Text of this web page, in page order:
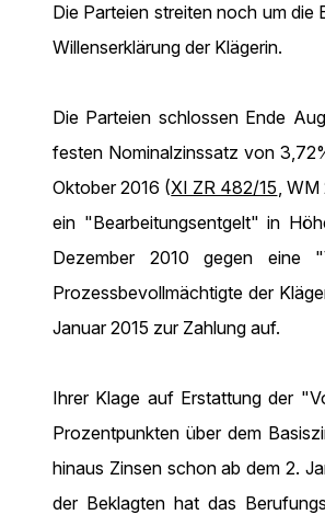
Die Parteien streiten noch um
Willenserklärung der Klägerin.
Die Parteien schlossen Ende
festen Nominalzinssatz von
Oktober 2016 (XI ZR 482/15, WM
ein "Bearbeitungsentgelt" in
Dezember 2010 gegen eine
Prozessbevollmächtigte der
Januar 2015 zur Zahlung auf.
Ihrer Klage auf Erstattung der
Prozentpunkten über dem
hinaus Zinsen schon ab dem 2.
der Beklagten hat das